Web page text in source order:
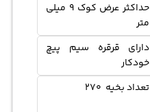
حداکثر عرض کوک 9 میلی
متر
دارای قرقره سیم پیچ
خودکار
تعداد بخیه 270